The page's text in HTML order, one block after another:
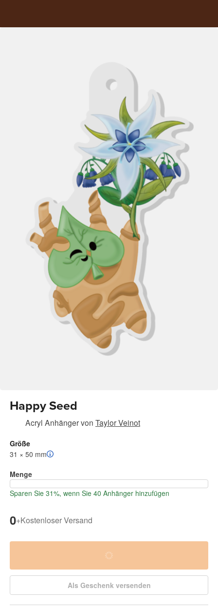
Happy Seed
Acryl Anhängervon Taylor Veinot
Größe
31 × 50 mm
Menge
Sparen Sie 31%, wenn Sie 40 Anhänger hinzufügen
0+Kostenloser Versand
Als Geschenk versenden